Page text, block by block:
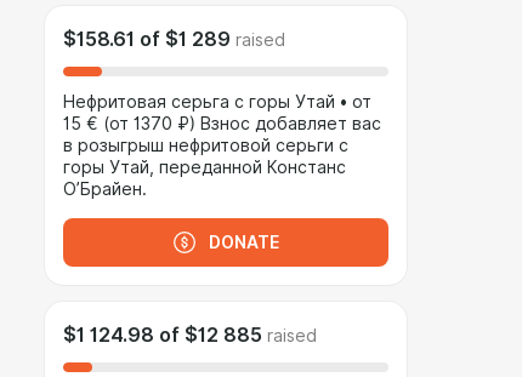
$158.61 of $1 289 raised
Нефритовая серьга с горы Утай • от
15 € (от 1370 ₽) Взнос добавляет вас
в розыгрыш нефритовой серьги с
горы Утай, переданной Констанс
О’Брайен.
DONATE
$1 124.98 of $12 885 raised